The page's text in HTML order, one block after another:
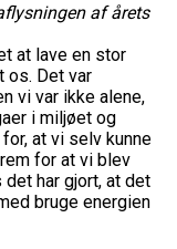
af årets
at lave en stor
os. Det var
vi var ikke alene,
i miljøet og
at vi selv kunne
for at vi blev
har gjort, at det
bruge energien